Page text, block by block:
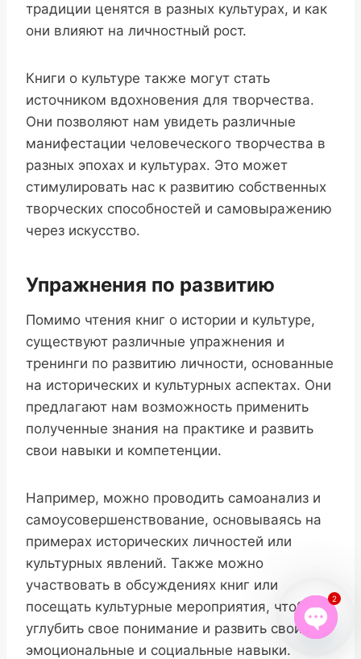
традиции ценятся в разных культурах, и как
они влияют на личностный рост.
Книги о культуре также могут стать
источником вдохновения для творчества.
Они позволяют нам увидеть различные
манифестации человеческого творчества в
разных эпохах и культурах. Это может
стимулировать нас к развитию собственных
творческих способностей и самовыражению
через искусство.
Упражнения по развитию
Помимо чтения книг о истории и культуре,
существуют различные упражнения и
тренинги по развитию личности, основанные
на исторических и культурных аспектах. Они
предлагают нам возможность применить
полученные знания на практике и развить
свои навыки и компетенции.
Например, можно проводить самоанализ и
самоусовершенствование, основываясь на
примерах исторических личностей или
культурных явлений. Также можно
участвовать в обсуждениях книг или
посещать культурные мероприятия, чтобы
углубить свое понимание и развить свои
эмоциональные и социальные навыки.
2